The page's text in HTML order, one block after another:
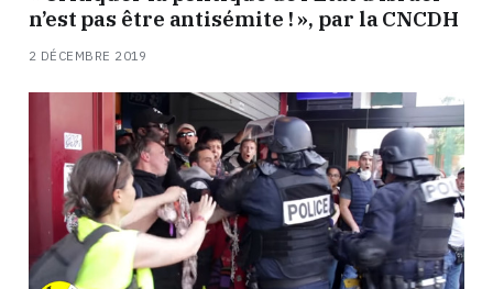
n’est pas être antisémite ! », par la CNCDH
2 DÉCEMBRE 2019